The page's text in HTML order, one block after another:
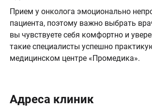
Прием у онколога эмоционально
пациента, поэтому важно выбрать
вы чувствуете себя комфортно и
такие специалисты успешно
медицинском центре «Промедика».
Адреса клиник